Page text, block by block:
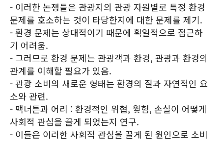
- 이러한 논쟁들은 관광지의 관광 자원별로 특정 환경
문제를 호소하는 것이 타당한지에 대한 문제를 제기.
- 환경 문제는 상대적이기 때문에 획일적으로 접근하
기 어려움.
- 그러므로 환경 문제는 관광객과 환경, 관광과 환경의
관계를 이해할 필요가 있음.
- 관광 소비의 새로운 형태는 환경의 질과 자연적인 요
소와 관련.
- 맥너튼과 어리 : 환경적인 위협, 윟험, 손실이 어떻게
사회적 관심을 끌게 되었는지 연구.
- 이들은 이러한 사회적 관심을 끌게 된 원인으로 소비